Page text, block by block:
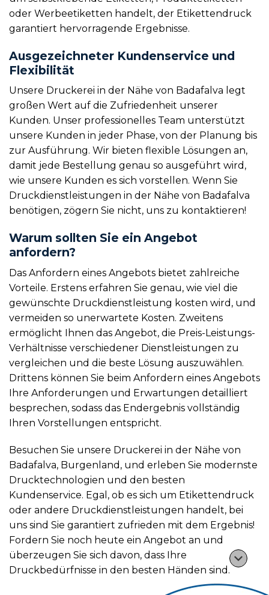
oder Werbeetiketten handelt, der Etikettendruck
garantiert hervorragende Ergebnisse.
Ausgezeichneter Kundenservice und
Flexibilität
Unsere Druckerei in der Nähe von Badafalva legt
großen Wert auf die Zufriedenheit unserer
Kunden. Unser professionelles Team unterstützt
unsere Kunden in jeder Phase, von der Planung bis
zur Ausführung. Wir bieten flexible Lösungen an,
damit jede Bestellung genau so ausgeführt wird,
wie unsere Kunden es sich vorstellen. Wenn Sie
Druckdienstleistungen in der Nähe von Badafalva
benötigen, zögern Sie nicht, uns zu kontaktieren!
Warum sollten Sie ein Angebot
anfordern?
Das Anfordern eines Angebots bietet zahlreiche
Vorteile. Erstens erfahren Sie genau, wie viel die
gewünschte Druckdienstleistung kosten wird, und
vermeiden so unerwartete Kosten. Zweitens
ermöglicht Ihnen das Angebot, die Preis-Leistungs-
Verhältnisse verschiedener Dienstleistungen zu
vergleichen und die beste Lösung auszuwählen.
Drittens können Sie beim Anfordern eines Angebots
Ihre Anforderungen und Erwartungen detailliert
besprechen, sodass das Endergebnis vollständig
Ihren Vorstellungen entspricht.
Besuchen Sie unsere Druckerei in der Nähe von
Badafalva, Burgenland, und erleben Sie modernste
Drucktechnologien und den besten
Kundenservice. Egal, ob es sich um Etikettendruck
oder andere Druckdienstleistungen handelt, bei
uns sind Sie garantiert zufrieden mit dem Ergebnis!
Fordern Sie noch heute ein Angebot an und
überzeugen Sie sich davon, dass Ihre
Druckbedürfnisse in den besten Händen sind.